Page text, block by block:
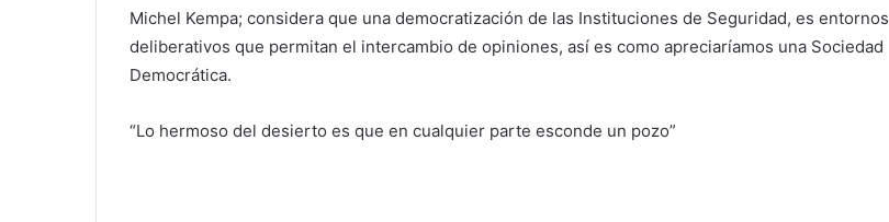
Michel Kempa; considera que una democratización de las Instituciones de Seguridad, es entornos
deliberativos que permitan el intercambio de opiniones, así es como apreciaríamos una Sociedad
Democrática.
“Lo hermoso del desierto es que en cualquier parte esconde un pozo”